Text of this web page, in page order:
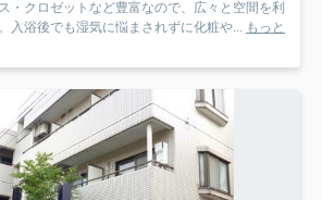
・クロゼットなど豊富なので、広々と空間を利
入浴後でも湿気に悩まされずに化粧や... もっと